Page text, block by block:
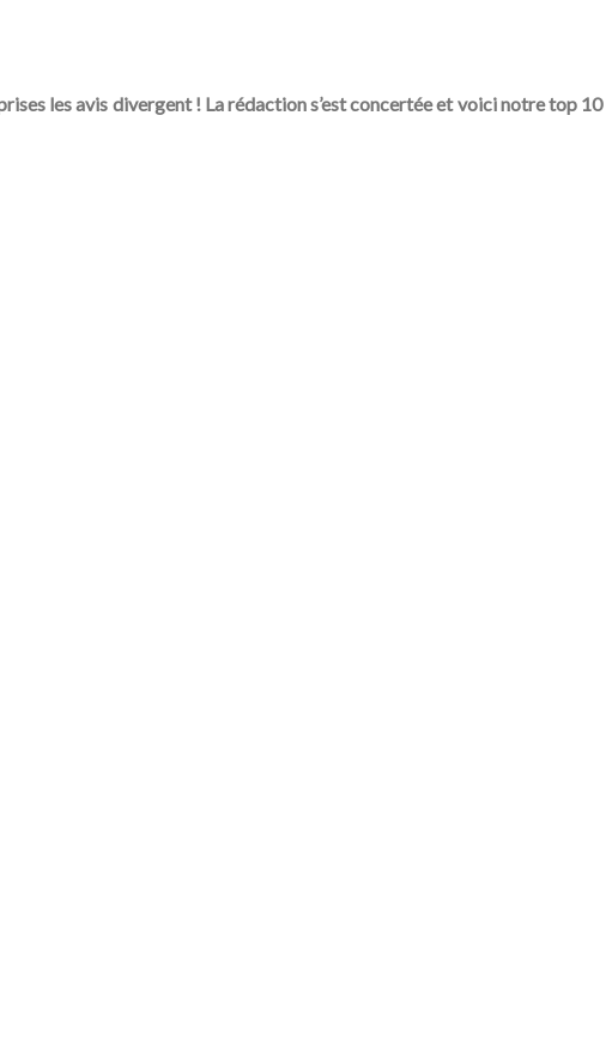
les avis divergent ! La rédaction s’est concertée et voici notre top 10